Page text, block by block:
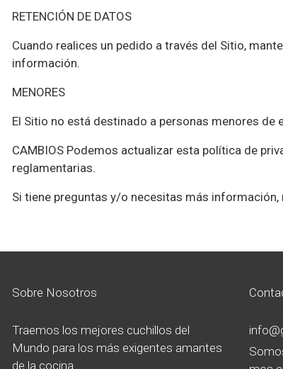
RETENCIÓN DE DATOS
Cuando realices un pedido a través del Sitio,
información.
MENORES
El Sitio no está destinado a personas menores de
CAMBIOS Podemos actualizar esta política de
reglamentarias.
Si tiene preguntas y/o necesitas más
Sobre Nosotros
Traemos los mejores cuchillos del
Mundo para los más exigentes amantes
de la cocina.